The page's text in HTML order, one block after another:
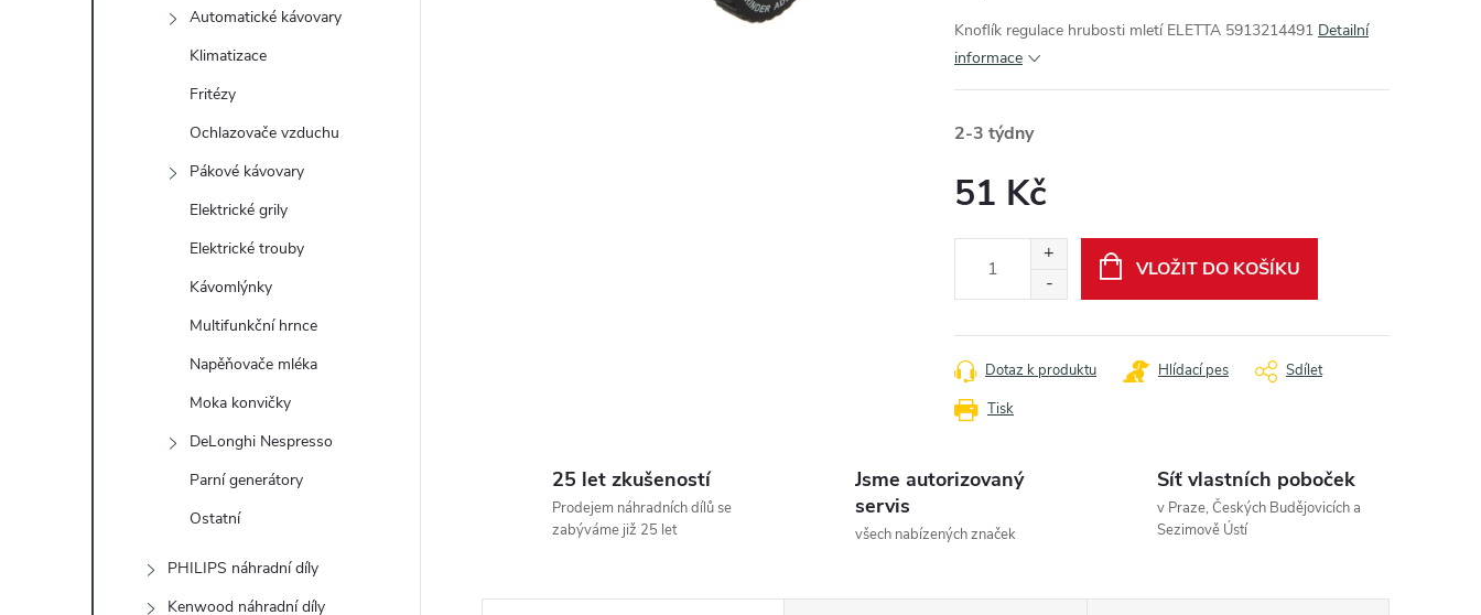
Automatické kávovary
Klimatizace
Fritézy
Ochlazovače vzduchu
Pákové kávovary
Elektrické grily
Elektrické trouby
Kávomlýnky
Multifunkční hrnce
Napěňovače mléka
Moka konvičky
DeLonghi Nespresso
Parní generátory
Ostatní
PHILIPS náhradní díly
Kenwood náhradní díly
Knoflík regulace hrubosti mletí ELETTA 5913214491 Detailní
informace
2-3 týdny
51 Kč
VLOŽIT DO KOŠÍKU
Tisk
Dotaz k produktu Hlídací pes Sdílet
25 let zkušeností
Prodejem náhradních dílů se
zabýváme již 25 let
Jsme autorizovaný
servis
všech nabízených značek
Síť vlastních poboček
v Praze, Českých Budějovicích a
Sezimově Ústí